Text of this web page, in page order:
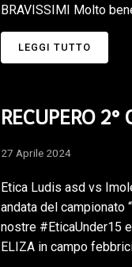
BRAVISSIMI Molto
LEGGI TUTTO
RECUPERO 2°
27 Aprile 2024
Etica Ludis asd vs
andata del campionato
nostre #EticaUnder15
ELIZA in campo